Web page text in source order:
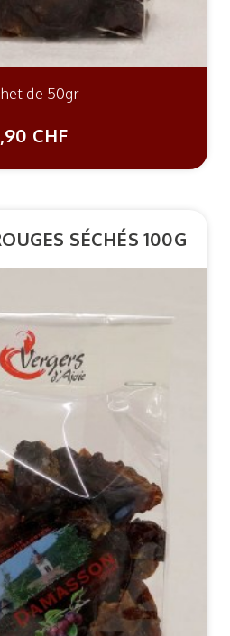
de 50gr
CHF
SÉCHÉS 100G